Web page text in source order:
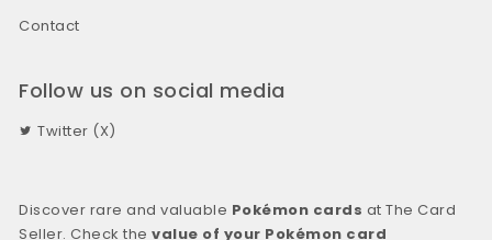
Contact
Follow us on social media
Twitter (X)
Discover rare and valuable Pokémon cards at The Card
Seller. Check thevalue of your Pokémon card